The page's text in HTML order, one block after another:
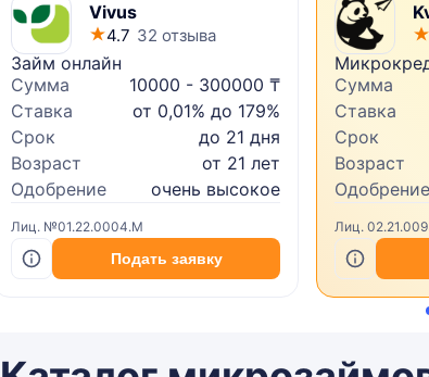
Vivus
4.7 32 отзыва
Займ онлайн
Сумма
10000 - 300000 ₸
Ставка
от 0,01% до 179%
Срок
до 21 дня
Возраст
от 21 лет
Одобрение
очень высокое
Лиц. №01.22.0004.M
Подать заявку
Сумма
Ставка
Срок
Возраст
Одобрение
Лиц.